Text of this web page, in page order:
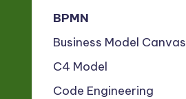
BPMN
Business Model Canvas
C4 Model
Code Engineering